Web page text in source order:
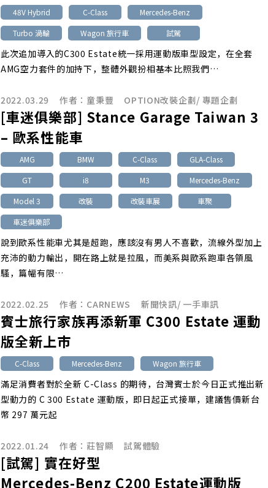
48V Hybrid C-Class
Mercedes-Benz
Turbo 渦輪
Wagon 旅行車 試駕
此次追加導入的C300 Estate統一採用運動版車型設定，在全套
AMG空力套件的加持下，整體外觀扮相基本比照我們…
2022.03.29 作者： 童秉豐 OPTION改裝企劃/ 專題企劃
[車迷俱樂部] Stance Garage Taiwan 3
– 歐系性能車
AMG BMW C-Class
GLA-Class
GT
i8 M3
Mercedes-Benz
Model 3
改裝 改裝車展
車聚
車迷俱樂部
說到歐系性能車尤其是超跑，應該沒有男人不喜歡，流線外型加上
充沛的動力輸出，開在路上就是拉風，而美系與歐系跑車各領風
騷，篇幅有限…
2022.02.25 作者： CARNEWS 新聞快訊/ 一手車訊
賓士旅行家族再添新軍 C300 Estate 運動
版全新上市
C-Class Mercedes-Benz Wagon 旅行車
滿足消費者對於全新 C-Class 的期待，台灣賓士於今日正式推出新
型動力的 C 300 Estate 運動版，即日起正式接單，建議售價新台
幣 297 萬元起
2022.01.24 作者：莊智顯 試駕體驗
[試駕] 實在好型
Mercedes-Benz C200 Estate運動版